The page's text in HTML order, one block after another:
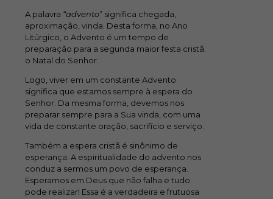
A palavra “advento” significa chegada,
aproximação, vinda. Desta forma, no Ano
Litúrgico, o Advento é um tempo de
preparação para a segunda maior festa cristã:
o Natal do Senhor.
Logo, viver em um constante Advento
significa que estamos sempre à espera do
Senhor. Da mesma forma, devemos nos
preparar sempre para a Sua vinda, com uma
vida de constante oração, sacrifício e serviço.
Também a espera cristã é sinônimo de
esperança. A espiritualidade do advento nos
conduz a sermos um povo de esperança.
Esperamos em Deus que não falha e tudo
pode realizar! Essa é a verdadeira e frutuosa